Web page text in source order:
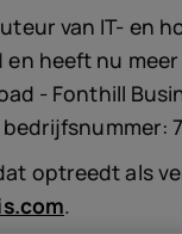
van IT- en
heeft nu
- Fonthill
optreedt als
.